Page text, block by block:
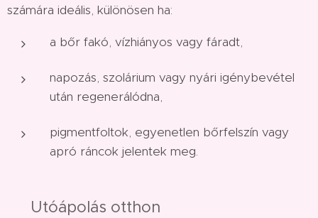
számára ideális, különösen ha:
a bőr fakó, vízhiányos vagy fáradt,
napozás, szolárium vagy nyári igénybevétel
után regenerálódna,
pigmentfoltok, egyenetlen bőrfelszín vagy
apró ráncok jelentek meg.
🌸 Utóápolás otthon